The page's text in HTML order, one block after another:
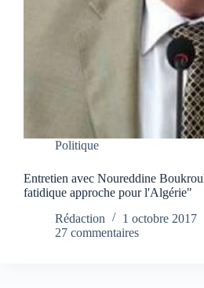
Politique
Entretien avec Noureddine
fatidique approche pour l'Algérie"
Rédaction
1 octobre 2017
27 commentaires